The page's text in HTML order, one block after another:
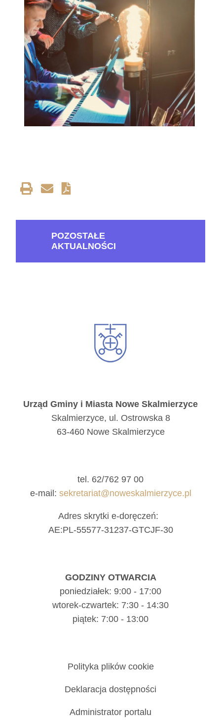
POZOSTAŁE
AKTUALNOŚCI
Urząd Gminy i Miasta Nowe Skalmierzyce
Skalmierzyce, ul. Ostrowska 8
63-460 Nowe Skalmierzyce
tel. 62/762 97 00
e-mail: sekretariat@noweskalmierzyce.pl
Adres skrytki e-doręczeń:
AE:PL-55577-31237-GTCJF-30
GODZINY OTWARCIA
poniedziałek: 9:00 - 17:00
wtorek-czwartek: 7:30 - 14:30
piątek: 7:00 - 13:00
Polityka plików cookie
Deklaracja dostępności
Administrator portalu